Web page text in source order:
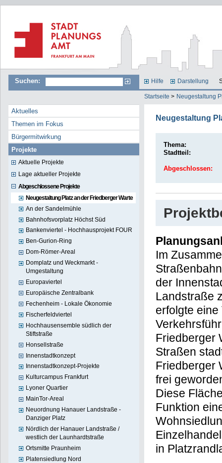
Suchen: Hilfe Darstellung
Startseite > Neugestaltung
Aktuelles
Themen im Fokus
Bürgermitwirkung
Projekte
Aktuelle Projekte
Lage aktueller Projekte
Abgeschlossene Projekte
Neugestaltung Platz an der Friedberger Warte
An der Sandelmühle
Bahnhofsvorplatz Höchst Süd
Bankenviertel - Hochhausprojekt FOUR
Ben-Gurion-Ring
Dom-Römer-Areal
Domplatz und Weckmarkt -
Umgestaltung
Europaviertel
Europäische Zentralbank
Fechenheim - Lokale Ökonomie
Fischerfeldviertel
Hochhausensemble südlich der
Stiftstraße
Honsellstraße
Innenstadtkonzept
Innenstadtkonzept-Projekte
Kulturcampus Frankfurt
Lyoner Quartier
MainTor-Areal
Neuordnung Hanauer Landstraße -
Danziger Platz
Nördlich der Hanauer Landstraße /
westlich der Launhardtstraße
Ortsmitte Praunheim
Platensiedlung Nord
Neugestaltung
Thema:
Stadtteil:
Abgeschlossen:
Im
der
Landstraße
erfolgte
Friedberger
Straßen
Friedberger
frei
Diese
Funktion
in